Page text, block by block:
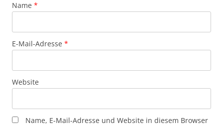
Name *
E-Mail-Adresse *
Website
Name, E-Mail-Adresse und Website in diesem Browser